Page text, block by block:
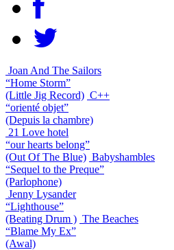
Joan And The Sailors
“Home Storm”
(Little Jig Record) C++
“orienté objet”
(Depuis la chambre)
21 Love hotel
“our hearts belong”
(Out Of The Blue) Babyshambles
“Sequel to the Preque”
(Parlophone)
Jenny Lysander
“Lighthouse”
(Beating Drum ) The Beaches
“Blame My Ex”
(Awal)